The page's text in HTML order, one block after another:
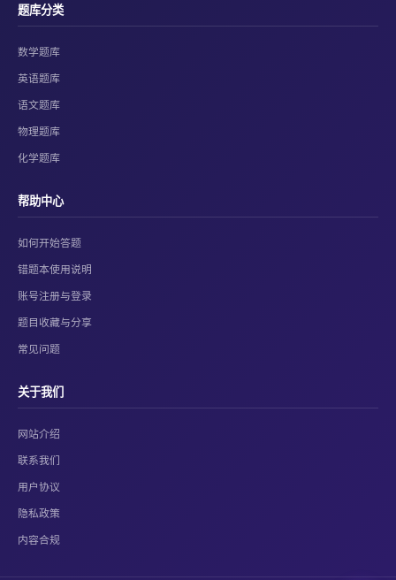
题库分类
数学题库
英语题库
语文题库
物理题库
化学题库
帮助中心
如何开始答题
错题本使用说明
账号注册与登录
题目收藏与分享
常见问题
关于我们
网站介绍
联系我们
用户协议
隐私政策
内容合规